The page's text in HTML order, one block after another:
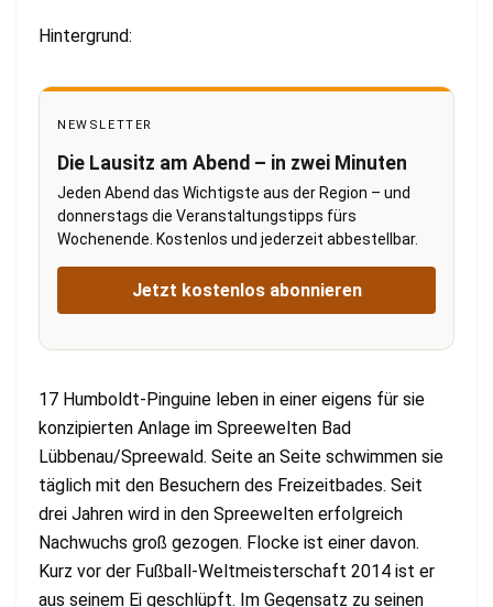
Hintergrund:
NEWSLETTER
Die Lausitz am Abend – in zwei Minuten
Jeden Abend das Wichtigste aus der Region – und
donnerstags die Veranstaltungstipps fürs
Wochenende. Kostenlos und jederzeit abbestellbar.
Jetzt kostenlos abonnieren
17 Humboldt-Pinguine leben in einer eigens für sie
konzipierten Anlage im Spreewelten Bad
Lübbenau/Spreewald. Seite an Seite schwimmen sie
täglich mit den Besuchern des Freizeitbades. Seit
drei Jahren wird in den Spreewelten erfolgreich
Nachwuchs groß gezogen. Flocke ist einer davon.
Kurz vor der Fußball-Weltmeisterschaft 2014 ist er
aus seinem Ei geschlüpft. Im Gegensatz zu seinen